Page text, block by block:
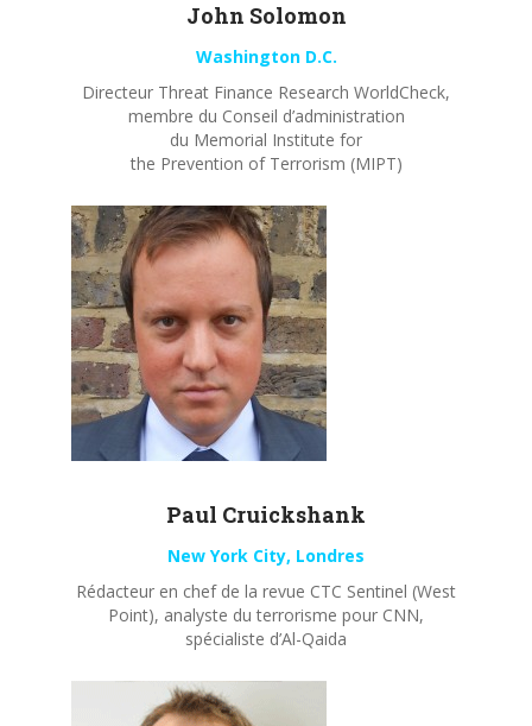
John Solomon
Washington D.C.
Directeur Threat Finance Research WorldCheck,
membre du Conseil d’administration
du Memorial Institute for
the Prevention of Terrorism (MIPT)
Paul Cruickshank
New York City, Londres
Rédacteur en chef de la revue CTC Sentinel (West
Point), analyste du terrorisme pour CNN,
spécialiste d’Al-Qaida